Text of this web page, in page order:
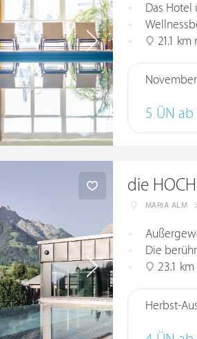
Das Hotel
21.1 km
5 ÜN ab
die
MARIA ALM
Die
23.1 km
Herbst-